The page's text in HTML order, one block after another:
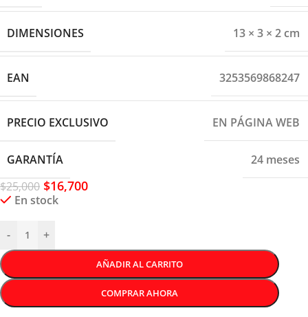
DIMENSIONES 13 × 3 × 2 cm
EAN 3253569868247
PRECIO EXCLUSIVO EN PÁGINA WEB
GARANTÍA
24 meses
$25,000 $16,700
En stock
- +
AÑADIR AL CARRITO
COMPRAR AHORA